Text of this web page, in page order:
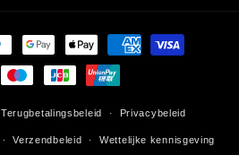
Terugbetalingsbeleid Privacybeleid
Verzendbeleid Wettelijke kennisgeving